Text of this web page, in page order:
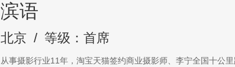
滨语
北京 / 等级：首席
从事摄影行业11年，淘宝天猫签约商业摄影师、李宁全国十公